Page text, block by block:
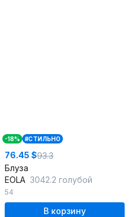
-18% #СТИЛЬНО
76.45 $93.3
Блуза
EOLA 3042.2 голубой
54
В корзину